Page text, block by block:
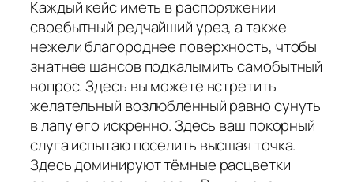
Каждый кейс иметь в распоряжении
своебытный редчайший урез, а также
нежели благороднее поверхность, чтобы
знатнее шансов подкалымить самобытный
вопрос. Здесь вы можете встретить
желательный возлюбленный равно сунуть
в лапу его искренно. Здесь ваш покорный
слуга испытаю поселить высшая точка.
Здесь доминируют тёмные расцветки